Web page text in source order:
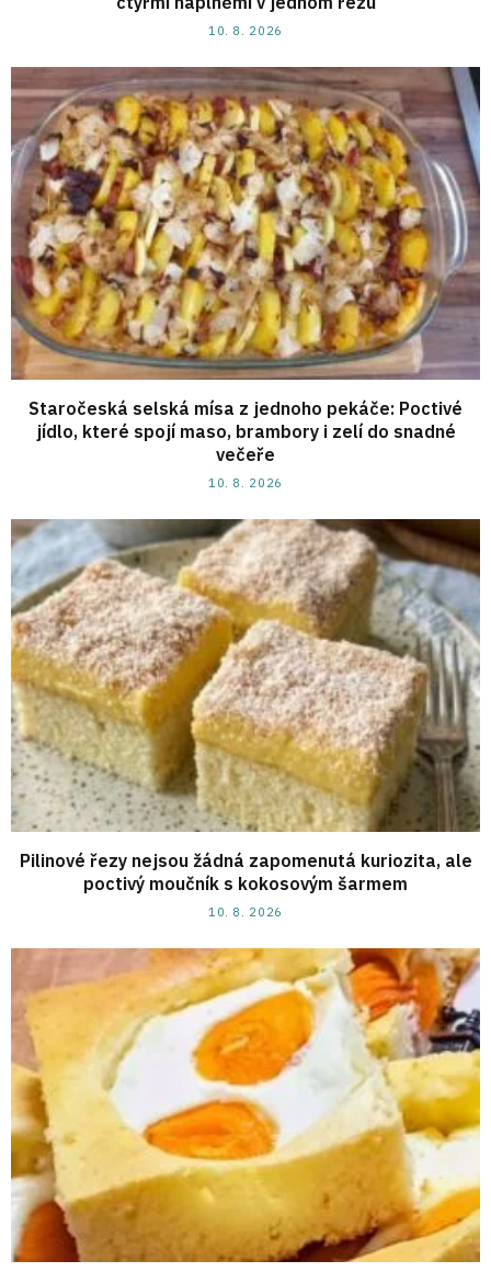
10. 8. 2026
Staročeská selská mísa z jednoho pekáče: Poctivé
jídlo, které spojí maso, brambory i zelí do snadné
večeře
10. 8. 2026
Pilinové řezy nejsou žádná zapomenutá kuriozita, ale
poctivý moučník s kokosovým šarmem
10. 8. 2026